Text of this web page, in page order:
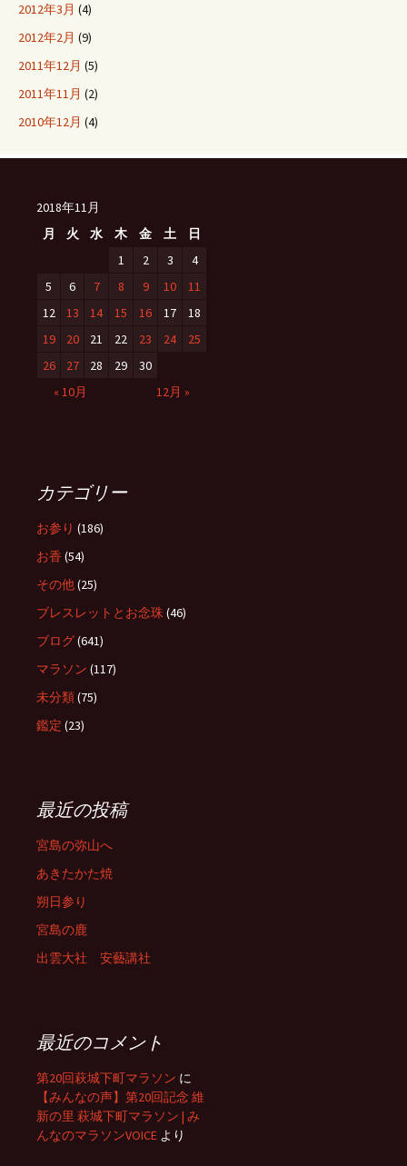
2012年3月 (4)
2012年2月 (9)
2011年12月 (5)
2011年11月 (2)
2010年12月 (4)
2018年11月
月
火 水 木 金 土
日
1
2 3
4
5
6 7 8 9 10
11
12
13 14 15 16 17
18
19
20 21 22 23 24
25
26
27 28 29
30
« 10月
12月 »
カテゴリー
お参り (186)
お香 (54)
その他(25)
ブレスレットとお念珠(46)
ブログ(641)
マラソン (117)
未分類(75)
鑑定 (23)
最近の投稿
宮島の弥山へ
あきたかた焼
朔日参り
宮島の鹿
出雲大社 安藝講社
最近のコメント
第20回萩城下町マラソン に
【みんなの声】第20回記念 維
新の里 萩城下町マラソン | み
んなのマラソンVOICE より